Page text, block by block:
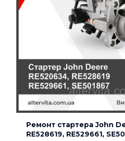
Ремонт стартера John
RE528619, RE529661,